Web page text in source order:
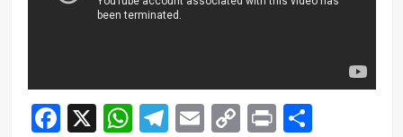
Facebook
X WhatsApp
Telegram
EmailCopy
Print